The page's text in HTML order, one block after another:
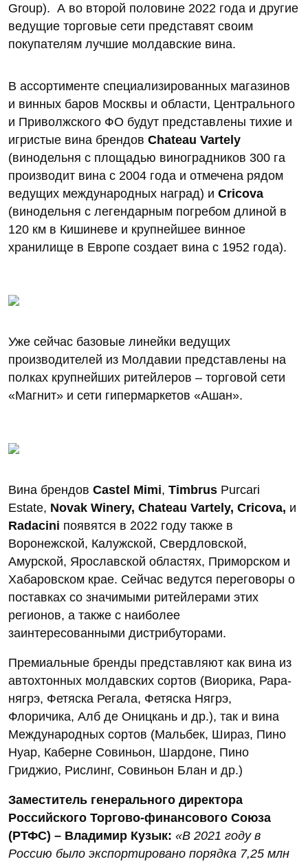
Group). А во второй половине 2022 года и другие
ведущие торговые сети представят своим
покупателям лучшие молдавские вина.
В ассортименте специализированных магазинов
и винных баров Москвы и области, Центрального
и Приволжского ФО будут представлены тихие и
игристые вина брендов Chateau Vartely
(винодельня с площадью виноградников 300 га
производит вина с 2004 года и отмечена рядом
ведущих международных наград) и Cricova
(винодельня с легендарным погребом длиной в
120 км в Кишиневе и крупнейшее винное
хранилище в Европе создает вина с 1952 года).
Уже сейчас базовые линейки ведущих
производителей из Молдавии представлены на
полках крупнейших ритейлеров – торговой сети
«Магнит» и сети гипермаркетов «Ашан».
Вина брендов Castel Mimi, Timbrus Purcari
Estate, Novak Winery, Chateau Vartely, Cricova, и
Radacini появятся в 2022 году также в
Воронежской, Калужской, Свердловской,
Амурской, Ярославской областях, Приморском и
Хабаровском крае. Сейчас ведутся переговоры о
поставках со значимыми ритейлерами этих
регионов, а также с наиболее
заинтересованными дистрибуторами.
Премиальные бренды представляют как вина из
автохтонных молдавских сортов (Виорика, Рара-
нягрэ, Фетяска Регала, Фетяска Нягрэ,
Флоричика, Алб де Оницкань и др.), так и вина
Международных сортов (Мальбек, Шираз, Пино
Нуар, Каберне Совиньон, Шардоне, Пино
Гриджио, Рислинг, Совиньон Блан и др.)
Заместитель генерального директора
Российского Торгово-финансового Союза
(РТФС) – Владимир Кузык: «В 2021 году в
Россию было экспортировано порядка 7,25 млн